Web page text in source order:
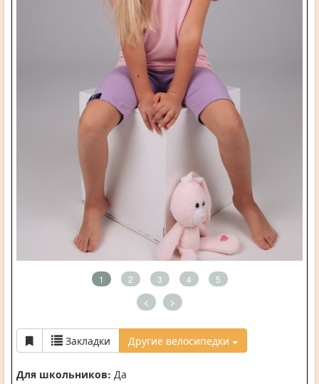
1 2 3 4 5
< >
Закладки Другие велосипедки
Для школьников: Да